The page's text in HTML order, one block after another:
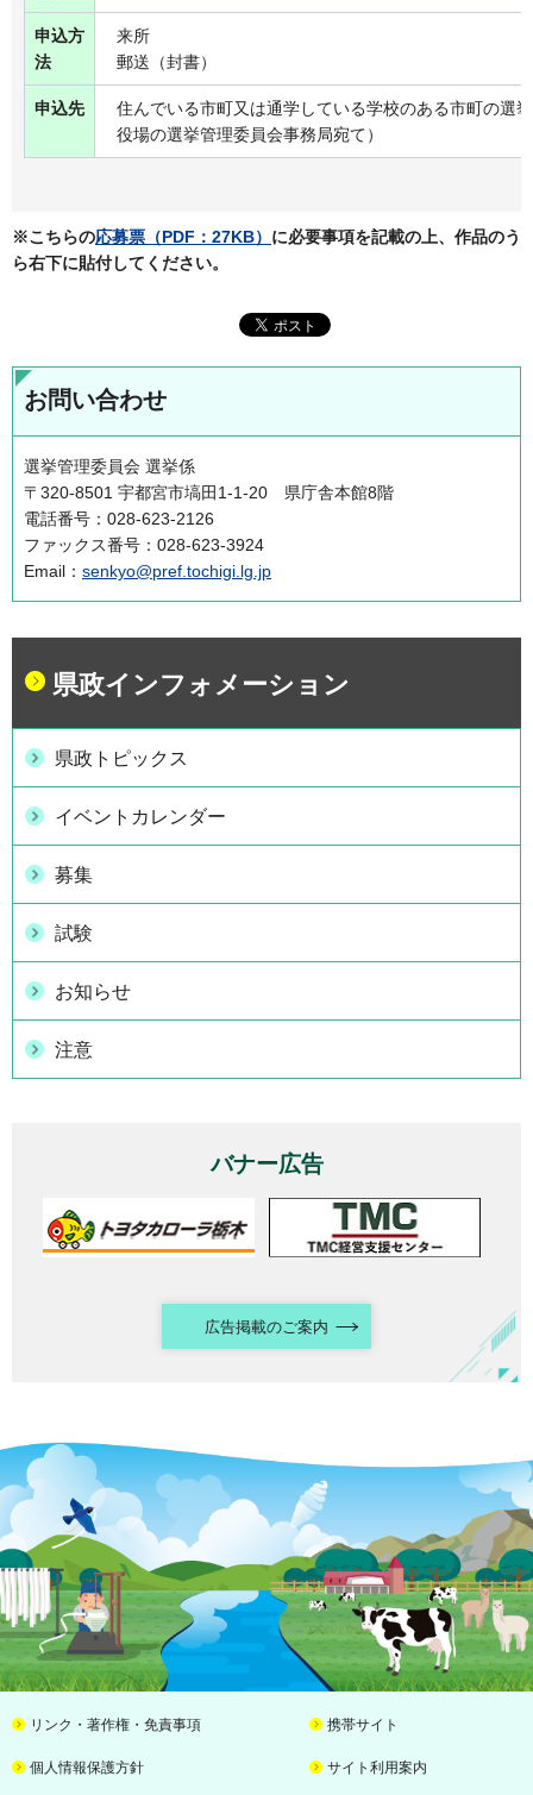
申込方
法
来所
郵送（封書）
申込先
住んでいる市町又は通学している学校のある市町の選
役場の選挙管理委員会事務局宛て）
※こちらの応募票（PDF：27KB） に必要事項を記載の上、作品のう
ら右下に貼付してください。
お問い合わせ
選挙管理委員会 選挙係
〒320-8501 宇都宮市塙田1-1-20 県庁舎本館8階
電話番号：028-623-2126
ファックス番号：028-623-3924
Email： senkyo@pref.tochigi.lg.jp
県政インフォメーション
県政トピックス
イベントカレンダー
募集
試験
お知らせ
注意
バナー広告
広告掲載のご案内
リンク・著作権・免責事項 携帯サイト
個人情報保護方針 サイト利用案内